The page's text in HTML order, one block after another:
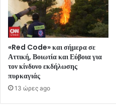
«Red Code» και σήμερα σε
Αττική, Βοιωτία και Εύβοια για
τον κίνδυνο εκδήλωσης
πυρκαγιάς
13 ώρες ago